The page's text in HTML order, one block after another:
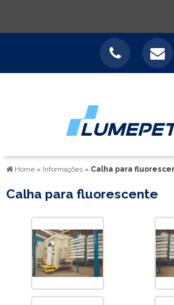
Home » Informações » Calha para
Calha para fluorescente